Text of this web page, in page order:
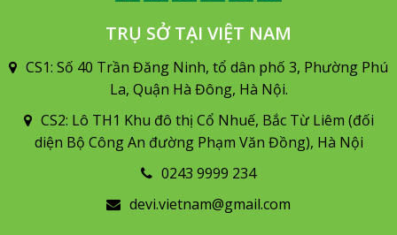
TRỤ SỞ TẠI VIỆT NAM
CS1: Số 40 Trần Đăng Ninh, tổ dân phố 3, Phường Phú
La, Quận Hà Đông, Hà Nội.
CS2: Lô TH1 Khu đô thị Cổ Nhuế, Bắc Từ Liêm (đối
diện Bộ Công An đường Phạm Văn Đồng), Hà Nội
0243 9999 234
devi.vietnam@gmail.com